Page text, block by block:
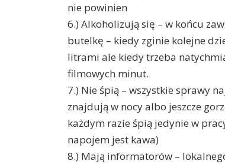
nie powinien
6.) Alkoholizują się – w końcu
butelkę – kiedy zginie kolejne
litrami ale kiedy trzeba
filmowych minut.
7.) Nie śpią – wszystkie sprawy
znajdują w nocy albo jeszcze
każdym razie śpią jedynie w
napojem jest kawa)
8.) Mają informatorów –